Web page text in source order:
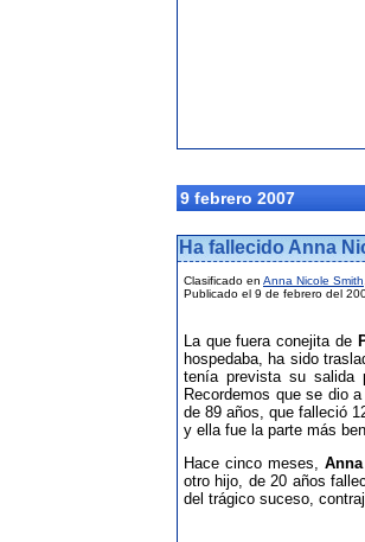
9 febrero 2007
Ha fallecido Anna
Clasificado en Anna Nicole Smith
Publicado el 9 de febrero del
La que fuera conejita de
hospedaba, ha sido
tenía prevista su salida
Recordemos que se dio
de 89 años, que falleció
y ella fue la parte más
Hace cinco meses,
otro hijo, de 20 años
del trágico suceso,